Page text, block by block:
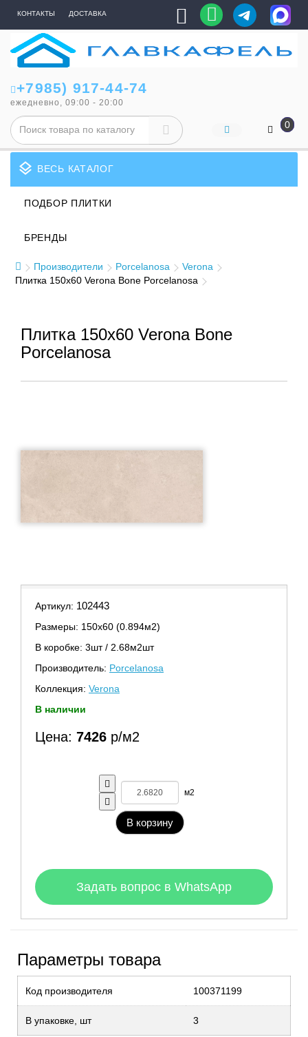
КОНТАКТЫ ДОСТАВКА
+7985) 917-44-74
ежедневно, 09:00 - 20:00
0
layers ВЕСЬ КАТАЛОГ
ПОДБОР ПЛИТКИ
БРЕНДЫ
Производители Porcelanosa
Verona
Плитка 150x60 Verona Bone Porcelanosa
Плитка 150x60 Verona Bone
Porcelanosa
Артикул: 102443
Размеры: 150х60 (0.894м2)
В коробке: 3шт / 2.68м2шт
Производитель: Porcelanosa
Коллекция: Verona
В наличии
Цена: 7426 р/м2
м2
В корзину
Задать вопрос в WhatsApp
Параметры товара
Код производителя 100371199
В упаковке, шт 3